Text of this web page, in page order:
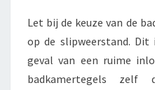
Let bij de keuze van de
op de slipweerstand.
geval van een ruime
badkamertegels